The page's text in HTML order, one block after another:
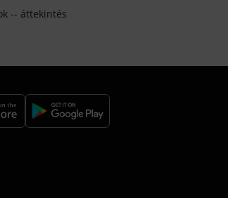
-- áttekintés